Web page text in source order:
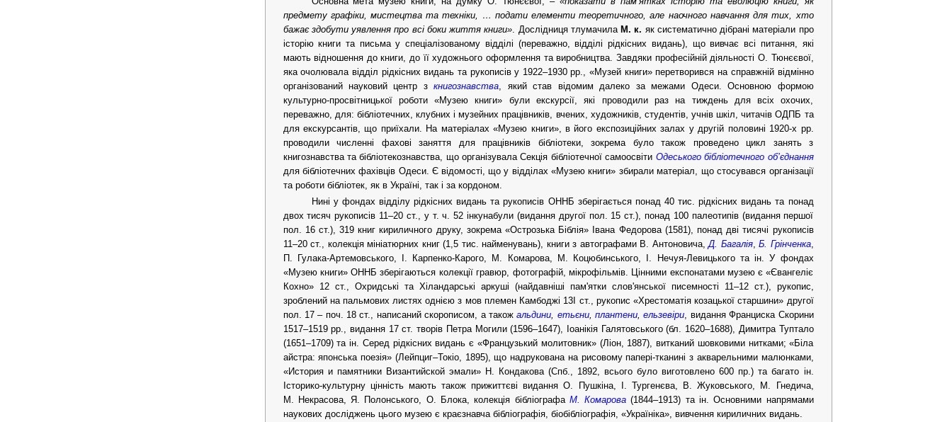
предмету графіки, мистецтва та техніки, … подати елементи теоретичного, але наочного навчання для тих, хто
бажає здобути уявлення про всі боки життя книги». Дослідниця тлумачила М. к. як систематично дібрані матеріали про
історію книги та письма у спеціалізованому відділі (переважно, відділі рідкісних видань), що вивчає всі питання, які
мають відношення до книги, до її художнього оформлення та виробництва. Завдяки професійній діяльності О. Тюнєєвої,
яка очолювала відділ рідкісних видань та рукописів у 1922–1930 рр., «Музей книги» перетворився на справжній відмінно
організований науковий центр зкнигознавства, який став відомим далеко за межами Одеси. Основною формою
культурно-просвітницької роботи «Музею книги» були екскурсії, які проводили раз на тиждень для всіх охочих,
переважно, для: бібліотечних, клубних і музейних працівників, вчених, художників, студентів, учнів шкіл, читачів ОДПБ та
для екскурсантів, що приїхали. На матеріалах «Музею книги», в його експозиційних залах у другій половині 1920-х рр.
проводили численні фахові заняття для працівників бібліотеки, зокрема було також проведено цикл занять з
книгознавства та бібліотекознавства, що організувала Секція бібліотечної самоосвіти Одеського бібліотечного об’єднання
для бібліотечних фахівців Одеси. Є відомості, що у відділах «Музею книги» збирали матеріал, що стосувався організації
та роботи бібліотек, як в Україні, так і за кордоном.
Нині у фондах відділу рідкісних видань та рукописів ОННБ зберігається понад 40 тис. рідкісних видань та понад
двох тисяч рукописів 11–20 ст., у т. ч. 52 інкунабули (видання другої пол. 15 ст.), понад 100 палеотипів (видання першої
пол. 16 ст.), 319 книг кириличного друку, зокрема «Острозька Біблія» Івана Федорова (1581), понад дві тисячі рукописів
11–20 ст., колекція мініатюрних книг (1,5 тис. найменувань), книги з автографами В. Антоновича,Д. Багалія, Б. Грінченка,
П. Гулака-Артемовського, І. Карпенко-Карого, М. Комарова, М. Коцюбинського, І. Нечуя-Левицького та ін. У фондах
«Музею книги» ОННБ зберігаються колекції гравюр, фотографій, мікрофільмів. Цінними експонатами музею є «Євангеліє
Кохно» 12 ст., Охридські та Хіландарські аркуші (найдавніші пам'ятки слов'янської писемності 11–12 ст.), рукопис,
зроблений на пальмових листях однією з мов племен Камбоджі 13I ст., рукопис «Хрестоматія козацької старшини» другої
пол. 17 – поч. 18 ст., написаний скорописом, а такожальдини, етьєни, плантени,ельзевіри, видання Франциска Скорини
1517–1519 рр., видання 17 ст. творів Петра Могили (1596–1647), Іоанікія Галятовського (бл. 1620–1688), Димитра Туптало
(1651–1709) та ін. Серед рідкісних видань є «Французький молитовник» (Ліон, 1887), витканий шовковими нитками; «Біла
айстра: японська поезія» (Лейпциг–Токіо, 1895), що надрукована на рисовому папері-тканині з акварельними малюнками,
«История и памятники Византийской эмали» Н. Кондакова (Спб., 1892, всього було виготовлено 600 пр.) та багато ін.
Історико-культурну цінність мають також прижиттєві видання О. Пушкіна, І. Тургенєва, В. Жуковського, М. Гнедича,
М. Некрасова, Я. Полонського, О. Блока, колекція бібліографа М. Комарова (1844–1913) та ін. Основними напрямами
наукових досліджень цього музею є краєзнавча бібліографія, біобібліографія, «Україніка», вивчення кириличних видань.